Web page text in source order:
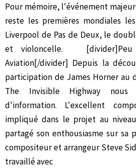
Pour mémoire, l'événement
reste les premières mondiales
Liverpool de Pas de Deux, le
et violoncelle. [divider]Peu
Aviation[/divider] Depuis la
participation de James Horner au
The Invisible Highway
d'information. L'excellent
impliqué dans le projet au
partagé son enthousiasme sur sa
compositeur et arrangeur Steve
travaillé avec